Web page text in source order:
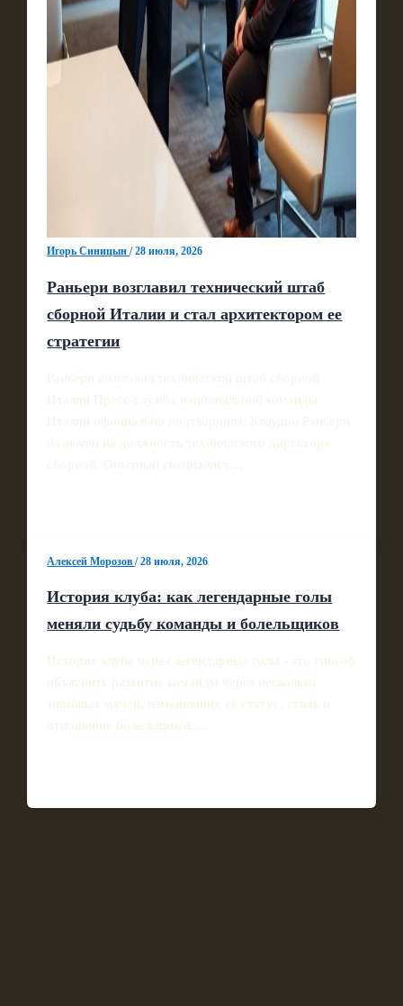
Игорь Синицын/28 июля, 2026
Раньери возглавил технический штаб
сборной Италии и стал архитектором ее
стратегии
Раньери возглавил технический штаб сборной
Италии Пресс-служба национальной команды
Италии официально подтвердила: Клаудио Раньери
назначен на должность технического директора
сборной. Опытный специалист…
Алексей Морозов/28 июля, 2026
История клуба: как легендарные голы
меняли судьбу команды и болельщиков
История клуба через легендарные голы - это способ
объяснить развитие команды через несколько
знаковых мячей, изменивших её статус, стиль и
отношение болельщиков.…